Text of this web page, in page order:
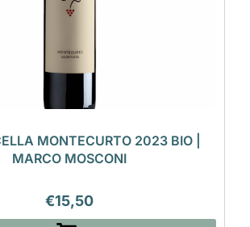
MONTECURTO 2023 BIO |
MARCO MOSCONI
€15,50